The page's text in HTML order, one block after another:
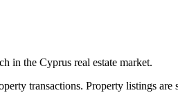
in the Cyprus real estate market.
transactions. Property listings are